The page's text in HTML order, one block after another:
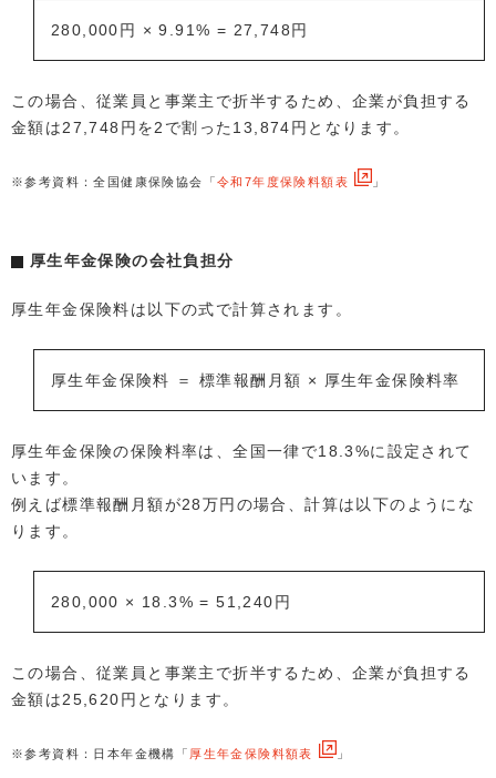
280,000円 × 9.91% = 27,748円
この場合、従業員と事業主で折半するため、企業が負担する
金額は27,748円を2で割った13,874円となります。
※参考資料：全国健康保険協会「 令和7年度保険料額表 」
厚生年金保険の会社負担分
厚生年金保険料は以下の式で計算されます。
厚生年金保険料 ＝ 標準報酬月額 × 厚生年金保険料率
厚生年金保険の保険料率は、全国一律で18.3%に設定されて
います。
例えば標準報酬月額が28万円の場合、計算は以下のようにな
ります。
280,000 × 18.3% = 51,240円
この場合、従業員と事業主で折半するため、企業が負担する
金額は25,620円となります。
※参考資料：日本年金機構「 厚生年金保険料額表 」